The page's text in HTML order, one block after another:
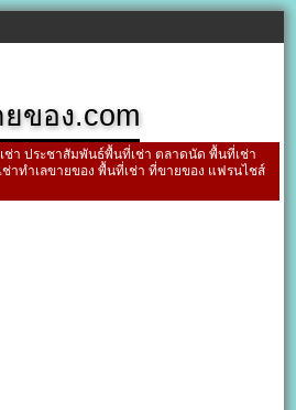
ของ.com
ช่า ประชาสัมพันธ์พื้นที่เช่า ตลาดนัด พื้นที่เช่า
าทำเลขายของ พื้นที่เช่า ที่ขายของ แฟรนไชส์